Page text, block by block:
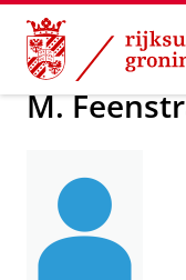
Skip
Content
Skip
Navigation
Over ons
M.